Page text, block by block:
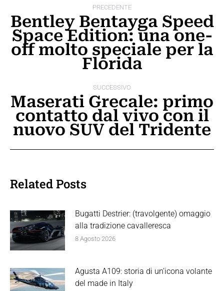
tra
i
post
PRECEDENTE
Post
precedente:
Bentley Bentayga Speed
Space Edition: una one-
off molto speciale per la
Florida
SUCCESSIVO
Prossimo
post:
Maserati Grecale: primo
contatto dal vivo con il
nuovo SUV del Tridente
Related Posts
Bugatti Destrier: (travolgente) omaggio
alla tradizione cavalleresca
8 Agosto 2026
Agusta A109: storia di un’icona volante
del made in Italy